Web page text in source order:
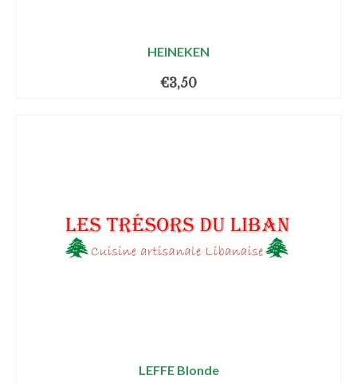
HEINEKEN
€3,50
LEFFE Blonde